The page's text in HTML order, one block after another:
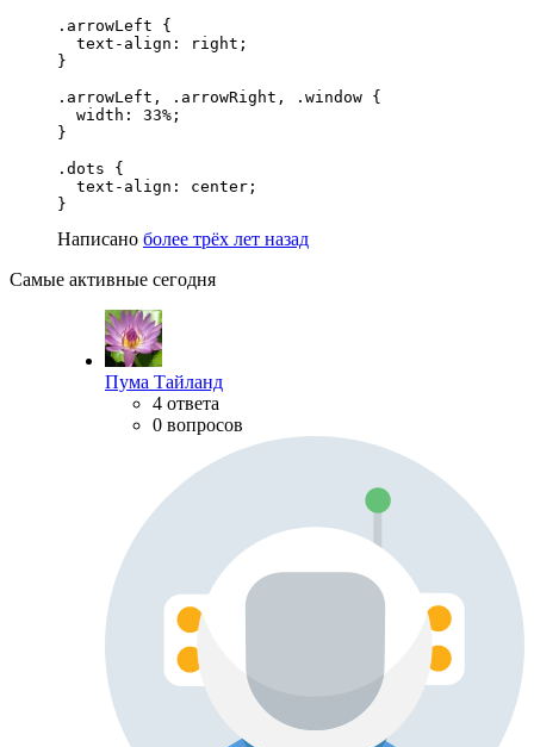
.arrowLeft {
  text-align: right;
}
.arrowLeft, .arrowRight, .window {
  width: 33%;
}
.dots {
  text-align: center;
}
Написано более трёх лет назад
Самые активные сегодня
Пума Тайланд
4 ответа
0 вопросов